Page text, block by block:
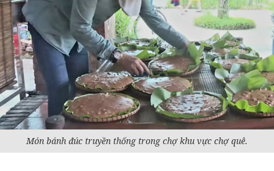
Món bánh đúc truyền thống trong chợ khu vực chợ quê.